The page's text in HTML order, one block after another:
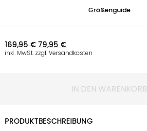
Größenguide
169,95€ 79,95 €
inkl. MwSt. zzgl. Versandkosten
IN DEN WARENKORB
PRODUKTBESCHREIBUNG